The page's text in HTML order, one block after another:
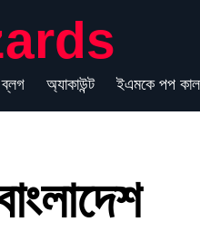
অ্যাকাউন্ট ইএমকে পপ